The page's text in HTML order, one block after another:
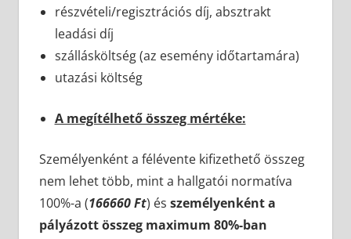
részvételi/regisztrációs díj, absztrakt
leadási díj
szállásköltség (az esemény időtartamára)
utazási költség
A megítélhető összeg mértéke:
Személyenként a félévente kifizethető összeg
nem lehet több, mint a hallgatói normatíva
100%-a (166660 Ft) és személyenként a
pályázott összeg maximum 80%-ban